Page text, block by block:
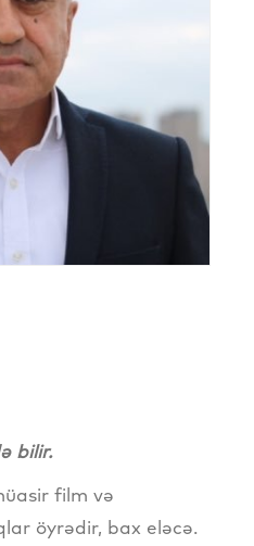
bilir.
film və
öyrədir, bax eləcə.